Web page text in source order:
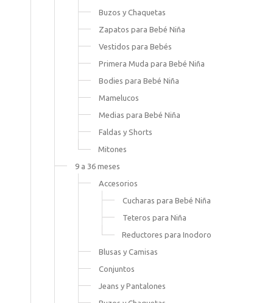
Buzos y Chaquetas
Zapatos para Bebé Niña
Vestidos para Bebés
Primera Muda para Bebé Niña
Bodies para Bebé Niña
Mamelucos
Medias para Bebé Niña
Faldas y Shorts
Mitones
9 a 36 meses
Accesorios
Cucharas para Bebé Niña
Teteros para Niña
Reductores para Inodoro
Blusas y Camisas
Conjuntos
Jeans y Pantalones